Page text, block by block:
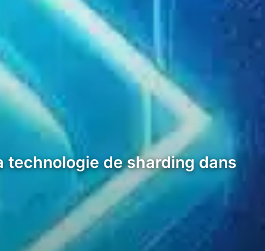
technologie de sharding dans